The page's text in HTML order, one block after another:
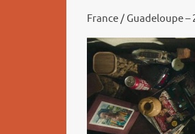
France / Guadeloupe –